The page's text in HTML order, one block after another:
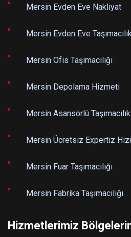
Mersin Evden Eve Nakliyat
Mersin Evden Eve
Mersin Ofis Taşımacılığı
Mersin Depolama Hizmeti
Mersin Asansörlü Taşımacılık
Mersin Ücretsiz Expertiz
Mersin Fuar Taşımacılığı
Mersin Fabrika Taşımacılığı
Hizmetlerimiz